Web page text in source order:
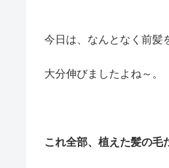
今日は、なんとなく前髪
大分伸びましたよね～。
これ全部、植えた髪の毛